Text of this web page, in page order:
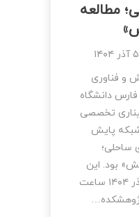
مطالعه
۵ آذر ۱۴۰۴
و فناوری
فارس دانشگاه
تخصصی
شبکه پایش
ساحلی؛
بود. این
سمینار روز دوشنبه ۵ آذر ۱۴۰۴ ساعت